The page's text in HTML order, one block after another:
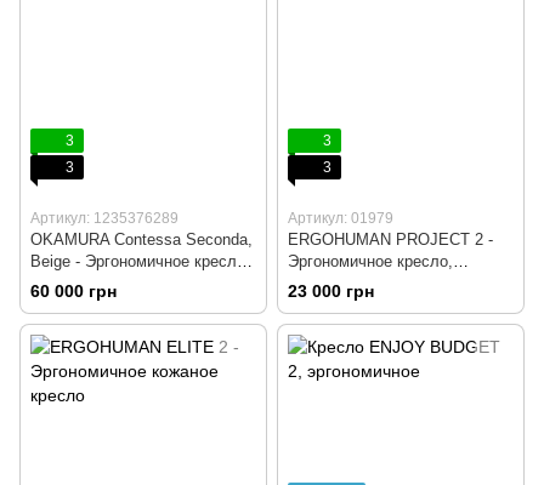
3
3
Артикул: 1235376289
OKAMURA Contessa Seconda,
Beige - Эргономичное кресло,
Компьютерное, Игровое,
Геймерское, Белый пластик,
Сидение сетка, Спинка cетка,
Крестовина алюминий, Без
подголовника, Без
поясничной поддержки
60 000 грн
3
3
Артикул: 01979
ERGOHUMAN PROJECT 2 -
Эргономичное кресло,
Черный, Компьютерное,
Игровое, Геймерское,
Крестовина алюминий, Сетка,
Черный пластик,
Динамическая поясничная
23 000 грн